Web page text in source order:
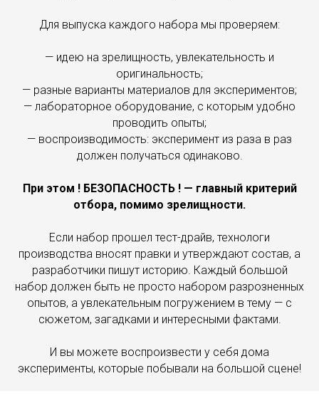
Для выпуска каждого набора мы проверяем:
— идею на зрелищность, увлекательность и
оригинальность;
— разные варианты материалов для экспериментов;
— лабораторное оборудование, с которым удобно
проводить опыты;
— воспроизводимость: эксперимент из раза в раз
должен получаться одинаково.
При этом ! БЕЗОПАСНОСТЬ ! — главный критерий
отбора, помимо зрелищности.
Если набор прошел тест-драйв, технологи
производства вносят правки и утверждают состав, а
разработчики пишут историю. Каждый большой
набор должен быть не просто набором разрозненных
опытов, а увлекательным погружением в тему — с
сюжетом, загадками и интересными фактами.
И вы можете воспроизвести у себя дома
эксперименты, которые побывали на большой сцене!